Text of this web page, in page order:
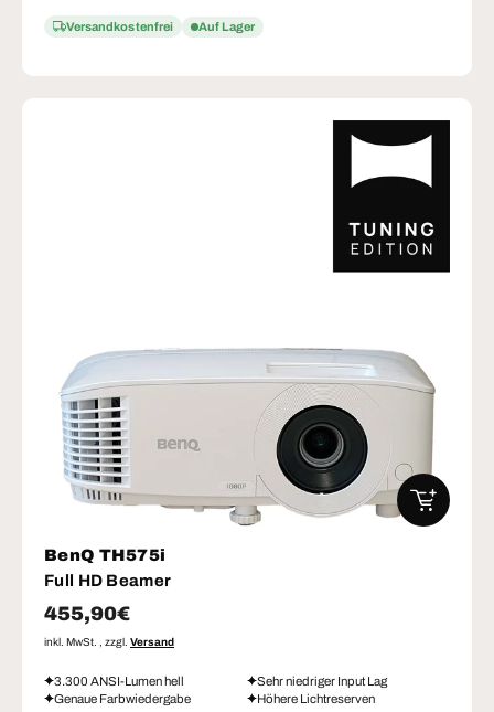
Versandkostenfrei Auf Lager
BenQ TH575i
Full HD Beamer
Normaler Preis
455,90€
inkl. MwSt. , zzgl. Versand
3.300 ANSI-Lumen hell
Sehr niedriger Input Lag
Genaue Farbwiedergabe
Höhere Lichtreserven
IN DEN